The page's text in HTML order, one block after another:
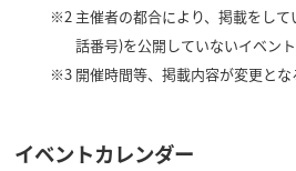
※2 主催者の都合により、掲載をし
話番号)を公開していないイベント
※3 開催時間等、掲載内容が変更とな
イベントカレンダー